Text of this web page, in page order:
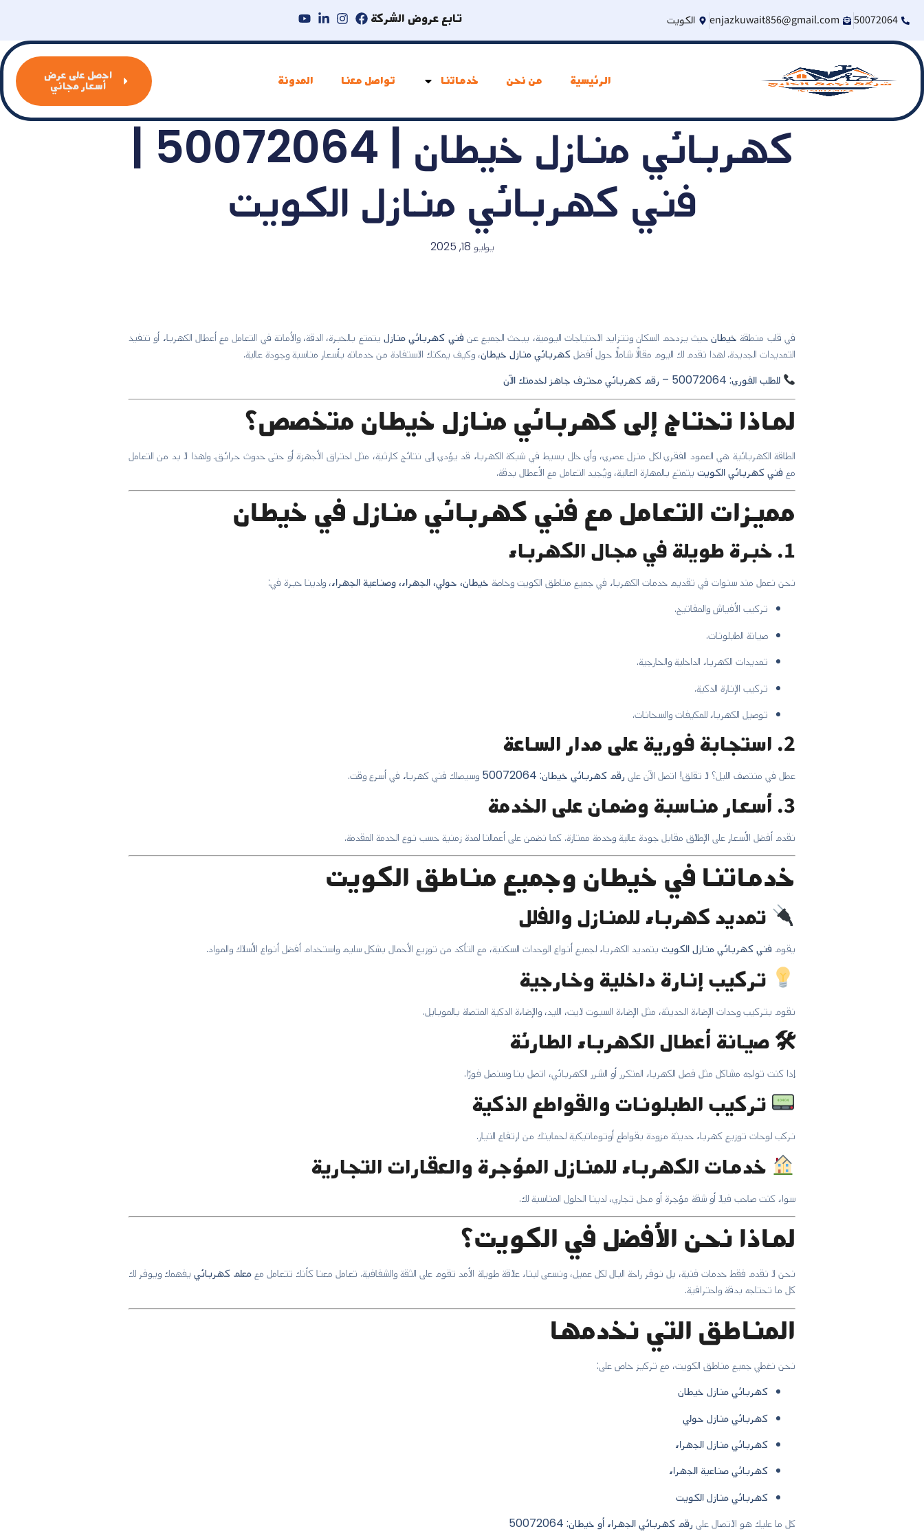
50072064
enjazkuwait856@gmail.com الكويت تابع عروض الشركة
الرئيسية من نحن خدماتنا تواصل معنا المدونة احصل على عرض
أسعار مجاني
كهربائي منازل خيطان | 50072064 |
فني كهربائي منازل الكويت
يوليو 18, 2025
في قلب منطقة خيطانحيث يزدحم السكان وتتزايد الاحتياجات اليومية، يبحث الجميع عنفني كهربائي منازل يتمتع بالخبرة، الدقة، والأمانة في التعامل مع أعطال الكهرباء أو تنفيذ
التمديدات الجديدة. لهذا نقدم لك اليوم مقالًا شاملًا حول أفضلكهربائي منازل خيطان، وكيف يمكنك الاستفادة من خدماته بأسعار مناسبة وجودة عالية.
للطلب الفوري: 50072064 – رقم كهربائي محترف جاهز لخدمتك الآن
لماذا تحتاج إلى كهربائي منازل خيطان متخصص؟
الطاقة الكهربائية هي العمود الفقري لكل منزل عصري، وأي خلل بسيط في شبكة الكهرباء قد يؤدي إلى نتائج كارثية، مثل احتراق الأجهزة أو حتى حدوث حرائق. ولهذا لا بد من التعامل
معفني كهربائي الكويت يتمتع بالمهارة العالية، ويُجيد التعامل مع الأعطال بدقة.
مميزات التعامل مع فني كهربائي منازل في خيطان
1. خبرة طويلة في مجال الكهرباء
نحن نعمل منذ سنوات في تقديم خدمات الكهرباء في جميع مناطق الكويت وخاصة خيطان، حولي، الجهراء، وصناعية الجهراء، ولدينا خبرة في:
تركيب الأفياش والمفاتيح.
صيانة الطبلونات.
تمديدات الكهرباء الداخلية والخارجية.
تركيب الإنارة الذكية.
توصيل الكهرباء للمكيفات والسخانات.
2. استجابة فورية على مدار الساعة
عطل في منتصف الليل؟ لا تقلق! اتصل الآن على رقم كهربائي خيطان: 50072064 وسيصلك فني كهرباء في أسرع وقت.
3. أسعار مناسبة وضمان على الخدمة
نقدم أفضل الأسعار على الإطلاق مقابل جودة عالية وخدمة ممتازة. كما نضمن على أعمالنا لمدة زمنية حسب نوع الخدمة المقدمة.
خدماتنا في خيطان وجميع مناطق الكويت
تمديد كهرباء للمنازل والفلل
يقوم فني كهربائي منازل الكويت بتمديد الكهرباء لجميع أنواع الوحدات السكنية، مع التأكد من توزيع الأحمال بشكل سليم واستخدام أفضل أنواع الأسلاك والمواد.
تركيب إنارة داخلية وخارجية
نقوم بتركيب وحدات الإضاءة الحديثة، مثل الإضاءة السبوت لايت، الليد، والإضاءة الذكية المتصلة بالموبايل.
🛠 صيانة أعطال الكهرباء الطارئة
إذا كنت تواجه مشاكل مثل فصل الكهرباء المتكرر أو الشرر الكهربائي، اتصل بنا وسنصل فورًا.
تركيب الطبلونات والقواطع الذكية
نركب لوحات توزيع كهرباء حديثة مزودة بقواطع أوتوماتيكية لحمايتك من ارتفاع التيار.
خدمات الكهرباء للمنازل المؤجرة والعقارات التجارية
سواء كنت صاحب فيلا أو شقة مؤجرة أو محل تجاري، لدينا الحلول المناسبة لك.
لماذا نحن الأفضل في الكويت؟
نحن لا نقدم فقط خدمات فنية، بل نوفر راحة البال لكل عميل، ونسعى لبناء علاقة طويلة الأمد تقوم على الثقة والشفافية. تعامل معنا كأنك تتعامل معمعلم كهربائييفهمك ويوفر لك
كل ما تحتاجه بدقة واحترافية.
المناطق التي نخدمها
نحن نغطي جميع مناطق الكويت، مع تركيز خاص على:
كهربائي منازل خيطان
كهربائي منازل حولي
كهربائي منازل الجهراء
كهربائي صناعية الجهراء
كهربائي منازل الكويت
كل ما عليك هو الاتصال على رقم كهربائي الجهراء أو خيطان: 50072064